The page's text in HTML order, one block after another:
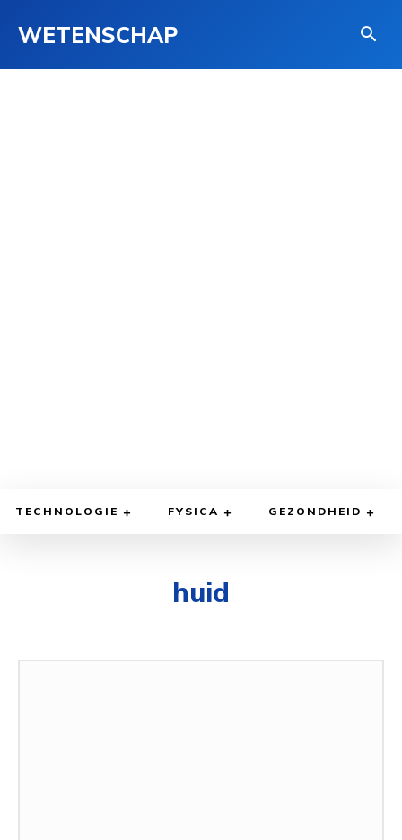
WETENSCHAP
TECHNOLOGIE FYSICA GEZONDHEID
huid